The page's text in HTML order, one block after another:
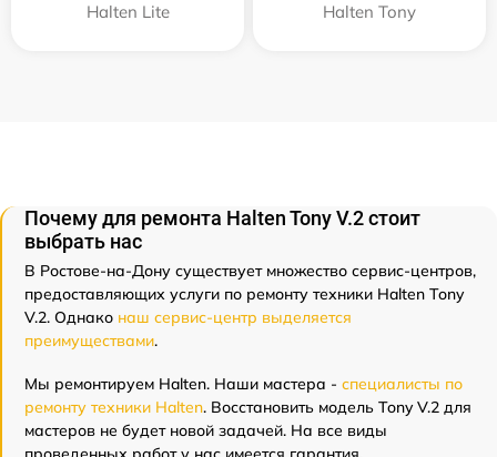
Halten Lite Halten Tony
Почему для ремонта Halten Tony V.2 стоит
выбрать нас
В Ростове-на-Дону существует множество сервис-центров,
предоставляющих услуги по ремонту техники Halten Tony
V.2. Однако наш сервис-центр выделяется
преимуществами.
Мы ремонтируем Halten. Наши мастера - специалисты по
ремонту техники Halten. Восстановить модель Tony V.2 для
мастеров не будет новой задачей. На все виды